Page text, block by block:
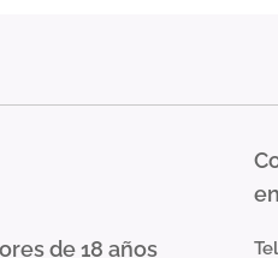
de 18 años